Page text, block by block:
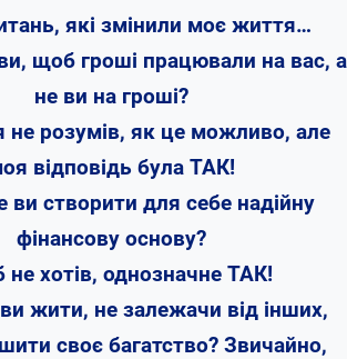
які змінили моє життя…
щоб гроші працювали на вас, а
не ви на гроші?
не розумів, як це можливо, але
відповідь була ТАК!
ви створити для себе надійну
фінансову основу?
не хотів, однозначне ТАК!
жити, не залежачи від інших,
своє багатство? Звичайно,